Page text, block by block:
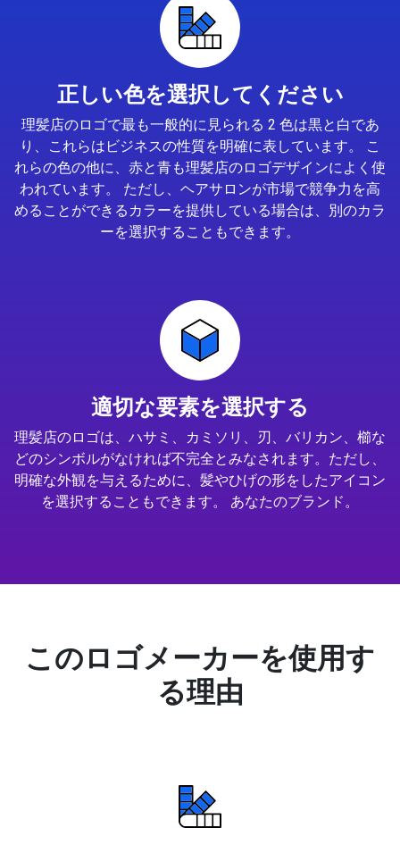
正しい色を選択してください
理髪店のロゴで最も一般的に見られる 2 色は黒と白であ
り、これらはビジネスの性質を明確に表しています。 こ
れらの色の他に、赤と青も理髪店のロゴデザインによく使
われています。 ただし、ヘアサロンが市場で競争力を高
めることができるカラーを提供している場合は、別のカラ
ーを選択することもできます。
適切な要素を選択する
理髪店のロゴは、ハサミ、カミソリ、刃、バリカン、櫛な
どのシンボルがなければ不完全とみなされます。ただし、
明確な外観を与えるために、髪やひげの形をしたアイコン
を選択することもできます。 あなたのブランド。
このロゴメーカーを使用す
る理由